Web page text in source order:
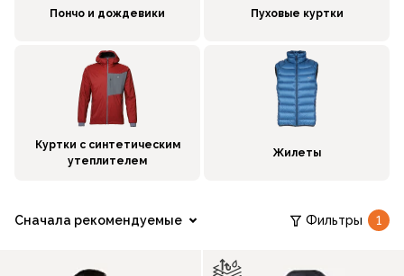
Пончо и дождевики Пуховые куртки
Куртки с синтетическим
утеплителем
Жилеты
Сначала рекомендуемые Фильтры 1